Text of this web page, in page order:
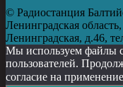
© Радиостанция
Ленинградская
Ленинградская, д.46,
Мы используем файлы
пользователей.
согласие на